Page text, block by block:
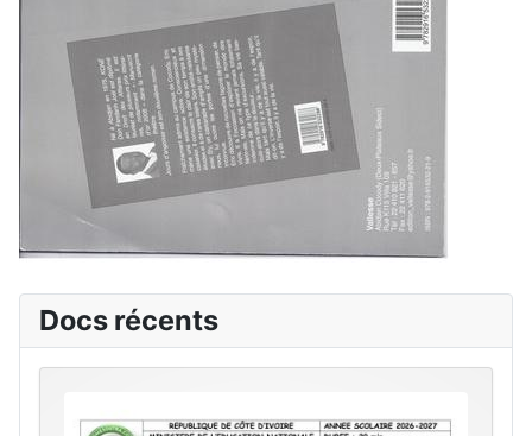
Docs récents